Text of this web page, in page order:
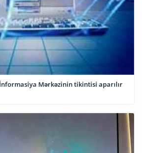
Mərkəzinin tikintisi aparılır